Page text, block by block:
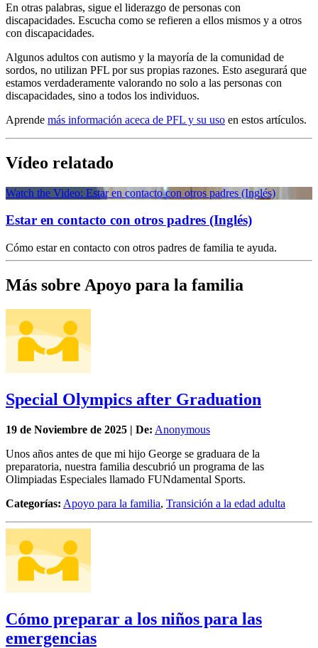
En otras palabras, sigue el liderazgo de personas con
discapacidades. Escucha como se refieren a ellos mismos y a otros
con discapacidades.
Algunos adultos con autismo y la mayoría de la comunidad de
sordos, no utilizan PFL por sus propias razones. Esto asegurará que
estamos verdaderamente valorando no solo a las personas con
discapacidades, sino a todos los individuos.
Aprende más información aceca de PFL y su uso en estos artículos.
Vídeo relatado
Watch the Video: Estar en contacto con otros padres (Inglés)
Estar en contacto con otros padres (Inglés)
Cómo estar en contacto con otros padres de familia te ayuda.
Más sobre Apoyo para la familia
Special Olympics after Graduation
19 de Noviembre de 2025 | De: Anonymous
Unos años antes de que mi hijo George se graduara de la
preparatoria, nuestra familia descubrió un programa de las
Olimpiadas Especiales llamado FUNdamental Sports.
Categorías: Apoyo para la familia, Transición a la edad adulta
Cómo preparar a los niños para las
emergencias